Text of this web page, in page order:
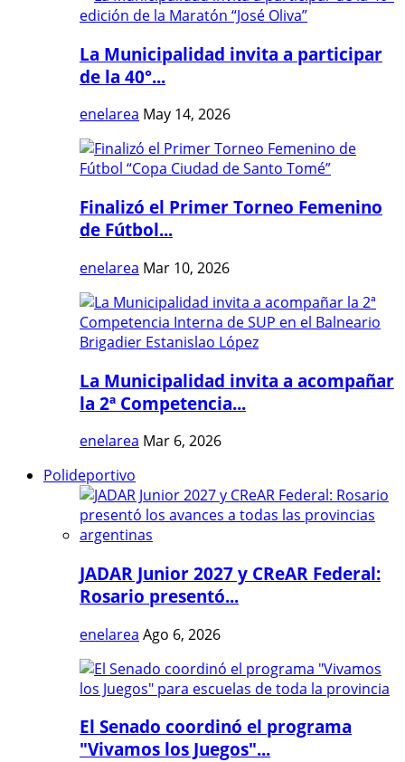
La Municipalidad invita a participar
de la 40°...
enelarea May 14, 2026
Finalizó el Primer Torneo Femenino
de Fútbol...
enelarea Mar 10, 2026
La Municipalidad invita a acompañar
la 2ª Competencia...
enelarea Mar 6, 2026
Polideportivo
JADAR Junior 2027 y CReAR Federal:
Rosario presentó...
enelarea Ago 6, 2026
El Senado coordinó el programa
"Vivamos los Juegos"...